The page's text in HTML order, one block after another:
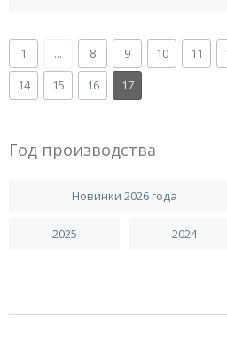
1 ... 8 9 10 11
14
15 16 17
Год производства
Новинки 2026 года
2025 2024